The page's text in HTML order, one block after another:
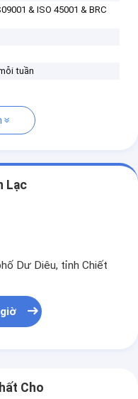
& ISO 45001 & BRC
tuần
Lạc
Dư Diêu, tỉnh Chiết
Cho